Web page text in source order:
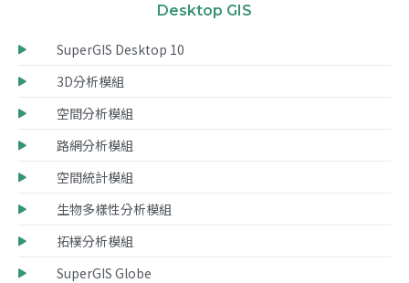
Desktop GIS
SuperGIS Desktop 10
3D分析模組
空間分析模組
路網分析模組
空間統計模組
生物多樣性分析模組
拓樸分析模組
SuperGIS Globe